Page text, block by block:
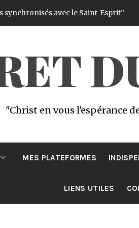
avec le Saint-Esprit” Il y a 1
"Christ en vous l'espérance
MES PLATEFORMES
LIENS UTILES